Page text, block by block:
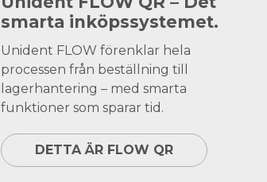
smarta inköpssystemet.
Unident FLOW förenklar hela
processen från beställning till
lagerhantering – med smarta
funktioner som sparar tid.
DETTA ÄR FLOW QR